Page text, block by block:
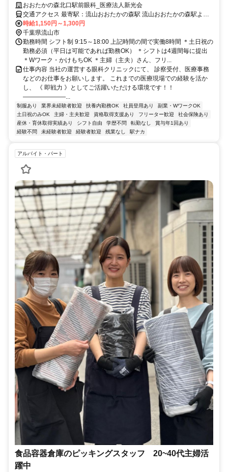
メガネ6～7割引の社割◎ フリーター活躍中のイチオシバイト◎経験者優
遇
おおたかの森北口駅前眼科_医療法人新光会
交通アクセス 最寄駅：流山おおたかの森駅 流山おおたかの森駅より
徒歩1分 ＜未経験歓迎・週2日からOK＞ ＜主婦さん・フリーターさん
活躍中＞ ＜メガネ・コンタクトの社割あり（ご家族含む）＞ 【勤務
地】 千葉県流山市 おおたかの森北口駅前眼科 敷地内全面禁煙
時給1,150円～1,300円
千葉県流山市
勤務時間 シフト制 9:15～18:00 上記時間の間で実働8時間 ＊土日祝の
勤務必須（平日は可能であれば勤務OK） ＊シフトは4週間毎に提出
＊Wワーク・かけもちOK ＊主婦（主夫）さん、フリ...
仕事内容 当社の運営する眼科クリニックにて、 診察受付、医療事務
などのお仕事をお願いします。 これまでの医療現場での経験を活か
し、 《 即戦力 》としてご活躍いただける環境です！！
―――――――...
制服あり 業界未経験者歓迎 扶養内勤務OK 社員登用あり
副業・WワークOK
土日祝のみOK
主婦・主夫歓迎 資格取得支援あり フリーター歓迎
社会保険あり
産休・育休取得実績あり
シフト自由 学歴不問 転勤なし
賞与年1回あり
経験不問
未経験者歓迎 経験者歓迎 残業なし 駅ナカ
アルバイト・パート
食品容器倉庫のピッキングスタッフ 20~40代主婦活
躍中